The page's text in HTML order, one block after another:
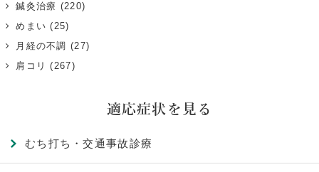
鍼灸治療 (220)
めまい (25)
月経の不調 (27)
肩コリ (267)
適応症状を見る
むち打ち・交通事故診療